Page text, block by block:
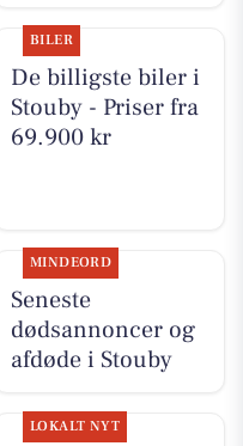
BILER
De billigste biler i
Stouby - Priser fra
69.900 kr
MINDEORD
Seneste
dødsannoncer og
afdøde i Stouby
LOKALT NYT